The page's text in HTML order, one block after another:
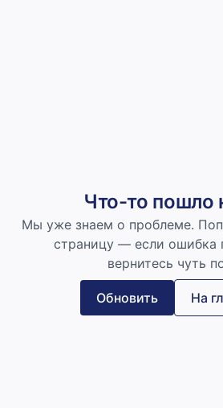
Что-то пошло
Мы уже знаем о проблеме.
страницу — если ошибка
вернитесь чуть
Обновить На